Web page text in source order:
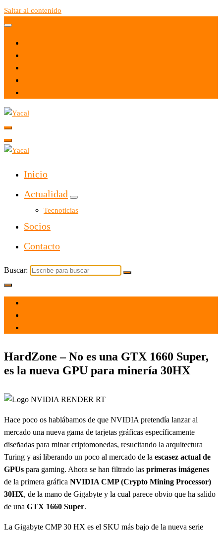
Saltar al contenido
Yacal micro hosting
Inicio
Actualidad
Tecnoticias
Socios
Contacto
Buscar:
HardZone – No es una GTX 1660 Super,
es la nueva GPU para minería 30HX
Hace poco os hablábamos de que NVIDIA pretendía lanzar al
mercado una nueva gama de tarjetas gráficas específicamente
diseñadas para minar criptomonedas, resucitando la arquitectura
Turing y así liberando un poco al mercado de la escasez actual de
GPUs para gaming. Ahora se han filtrado las primeras imágenes
de la primera gráfica NVIDIA CMP (Crypto Mining Processor)
30HX, de la mano de Gigabyte y la cual parece obvio que ha salido
de una GTX 1660 Super.
La Gigabyte CMP 30 HX es el SKU más bajo de la nueva serie